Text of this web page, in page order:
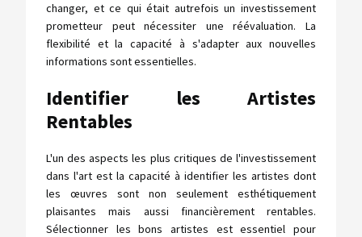
changer, et ce qui était autrefois un investissement
prometteur peut nécessiter une réévaluation. La
flexibilité et la capacité à s'adapter aux nouvelles
informations sont essentielles.
Identifier les Artistes
Rentables
L'un des aspects les plus critiques de l'investissement
dans l'art est la capacité à identifier les artistes dont
les œuvres sont non seulement esthétiquement
plaisantes mais aussi financièrement rentables.
Sélectionner les bons artistes est essentiel pour